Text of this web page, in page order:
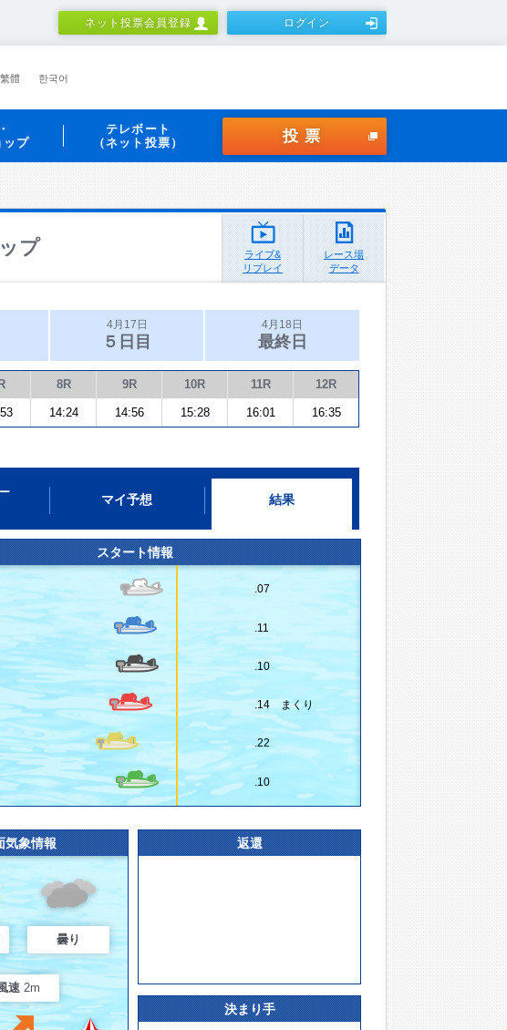
ネット投票会員登録 ログイン
體 한국어
ップ
テレボート
（ネット投票）
投票
プ
ライブ&
リプレイ
レース場
データ
4月17日
５日目
4月18日
最終日
8R 9R 10R 11R 12R
14:24 14:56 15:28 16:01 16:35
マイ予想 結果
スタート情報
.07
.11
.10
.14 まくり
.22
.10
気象情報
曇り
速 2m
返還
決まり手